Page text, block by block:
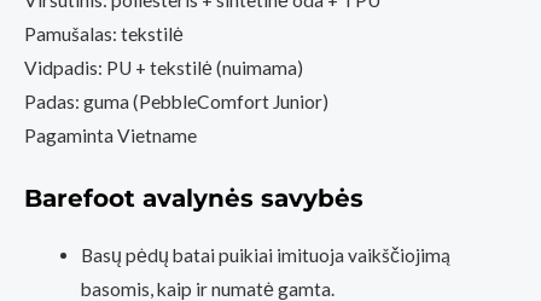
Barefoot
fizinė
parduotuvė
Kaunas)
Pamušalas: tekstilė
Vidpadis: PU + tekstilė (nuimama)
Padas: guma (PebbleComfort Junior)
Pagaminta Vietname
Barefoot avalynės savybės
Basų pėdų batai puikiai imituoja vaikščiojimą
basomis, kaip ir numatė gamta.